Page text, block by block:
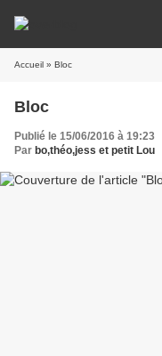
Accueil » Bloc
Bloc
Publié le 15/06/2016 à 19:23
Par bo,théo,jess et petit Lou